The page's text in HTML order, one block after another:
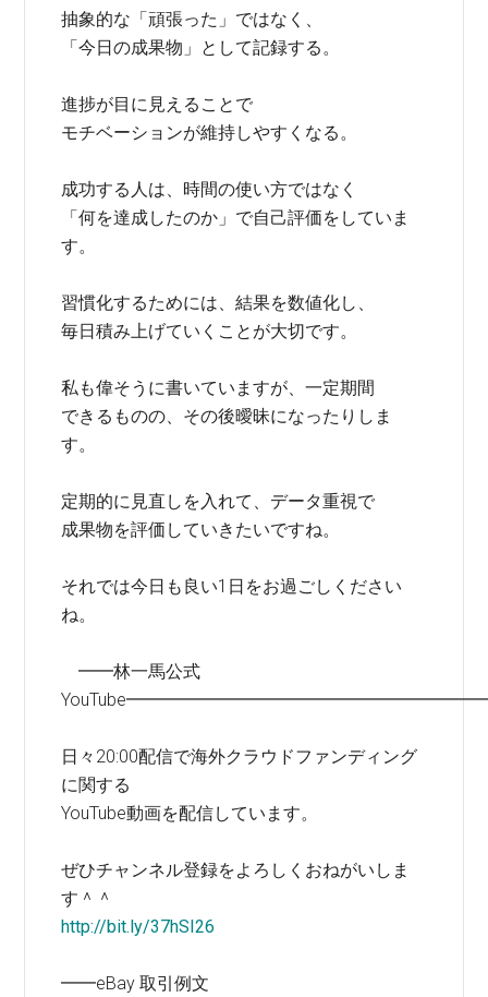
抽象的な「頑張った」ではなく、
「今日の成果物」として記録する。
進捗が目に見えることで
モチベーションが維持しやすくなる。
成功する人は、時間の使い方ではなく
「何を達成したのか」で自己評価をしていま
す。
習慣化するためには、結果を数値化し、
毎日積み上げていくことが大切です。
私も偉そうに書いていますが、一定期間
できるものの、その後曖昧になったりしま
す。
定期的に見直しを入れて、データ重視で
成果物を評価していきたいですね。
それでは今日も良い1日をお過ごしください
ね。
━━林一馬公式
日々20:00配信で海外クラウドファンディング
に関する
YouTube動画を配信しています。
ぜひチャンネル登録をよろしくおねがいしま
す＾＾
http://bit.ly/37hSI26
━━eBay 取引例文